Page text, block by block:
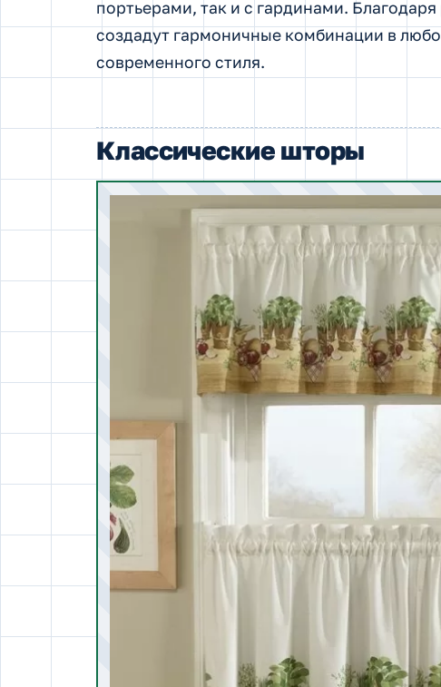
портьерами, так и с гардинами.
создадут гармоничные комбинации в
современного стиля.
Классические шторы